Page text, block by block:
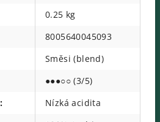
0.25 kg
8005640045093
Směsi (blend)
●●●○○ (3/5)
:
Nízká acidita